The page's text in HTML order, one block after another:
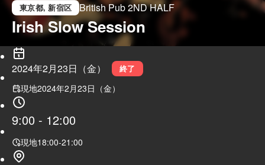
東京都, 新宿区 British Pub 2ND HALF
Irish Slow Session
2024年2月23日（金） 終了
現地2024年2月23日（金）
9:00 - 12:00
現地18:00-21:00